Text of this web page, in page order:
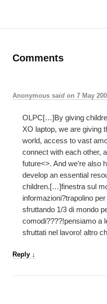
Comments
Anonymous said on 7 May
OLPC[…]By giving
XO laptop, we are giving
world, access to vast
connect with each other,
future<>. And we’re also
develop an essential
children.[…]finestra sul
informazioni?trapolino
sfruttando 1/3 di mondo
comodi????!pensiamo a
sfruttati nel lavoro! altro
Reply ↓